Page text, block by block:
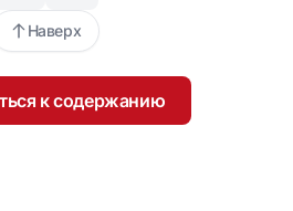
Наверх
к содержанию